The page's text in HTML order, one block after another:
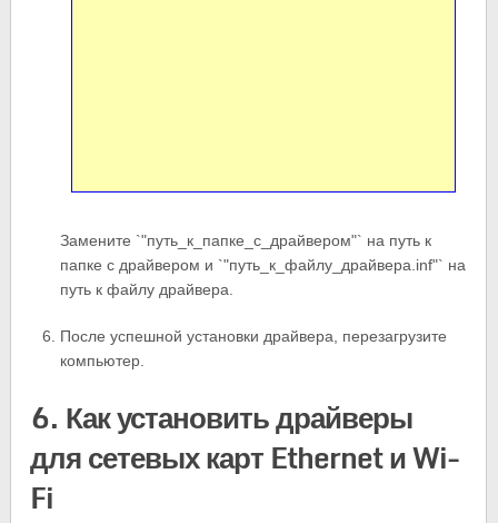
Замените `"путь_к_папке_с_драйвером"` на путь к
папке с драйвером и `"путь_к_файлу_драйвера.inf"` на
путь к файлу драйвера.
После успешной установки драйвера, перезагрузите
компьютер.
6. Как установить драйверы
для сетевых карт Ethernet и Wi-
Fi